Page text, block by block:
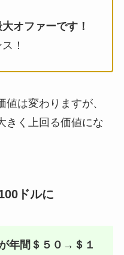
オファーです！
！
は変わりますが、
きく上回る価値にな
ドルに
年間＄５０→＄１